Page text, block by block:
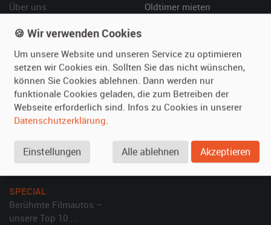
Über uns
Referenzen
Kundenmeinungen
Oldtimer mieten
Service
Vermieten
Oldtimer anmelden
Fotos senden
Fragen für Vermieter
Inserat verwalten
Hilfe
Häufige Fragen (FAQ)
Kontakt
SPECIAL
Berühmte Filmautos –
unsere Top 10 ...
🍪 Wir verwenden Cookies
Um unsere Website und unseren Service zu optimieren
setzen wir Cookies ein. Sollten Sie das nicht wünschen,
können Sie Cookies ablehnen. Dann werden nur
funktionale Cookies geladen, die zum Betreiben der
Webseite erforderlich sind. Infos zu Cookies in unserer
Datenschutzerklärung.
Einstellungen Alle ablehnen Akzeptieren